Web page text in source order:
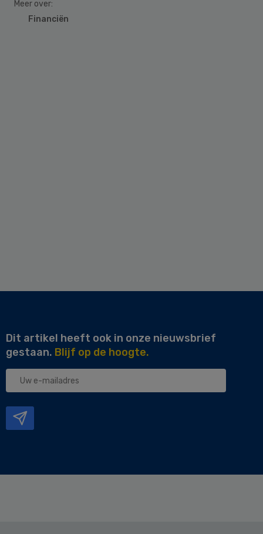
Meer over:
Financiën
Dit artikel heeft ook in onze nieuwsbrief
gestaan. Blijf op de hoogte.
Uw